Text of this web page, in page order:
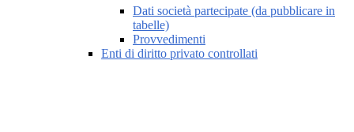
Dati società partecipate (da pubblicare in
tabelle)
Provvedimenti
Enti di diritto privato controllati